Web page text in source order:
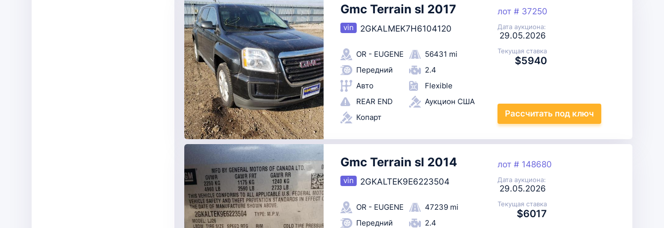
Gmc Terrain sl 2017
2GKALMEK7H6104120
OR - EUGENE
56431 mi
Передний
2.4
Авто
Flexible
REAR END
Аукцион США
Копарт
лот # 37250
Дата аукциона:
29.05.2026
Текущая ставка
$5940
Рассчитать под ключ
Gmc Terrain sl 2014
2GKALTEK9E6223504
OR - EUGENE
47239 mi
Передний
2.4
лот # 148680
Дата аукциона:
29.05.2026
Текущая ставка
$6017